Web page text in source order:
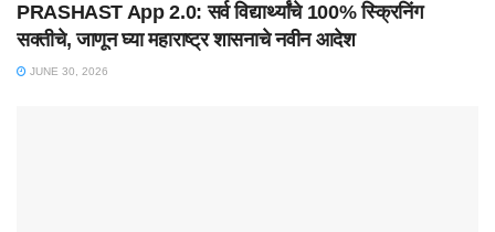
PRASHAST App 2.0: सर्व विद्यार्थ्यांचे 100% स्क्रिनिंग
सक्तीचे, जाणून घ्या महाराष्ट्र शासनाचे नवीन आदेश
JUNE 30, 2026